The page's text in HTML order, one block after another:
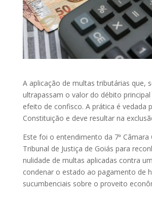
A aplicação de multas tributárias que,
ultrapassam o valor do débito
efeito de confisco. A prática é vedada
Constituição e deve resultar na
Este foi o entendimento da 7ª Câmara
Tribunal de Justiça de Goiás para
nulidade de multas aplicadas contra
condenar o estado ao pagamento de
sucumbenciais sobre o proveito